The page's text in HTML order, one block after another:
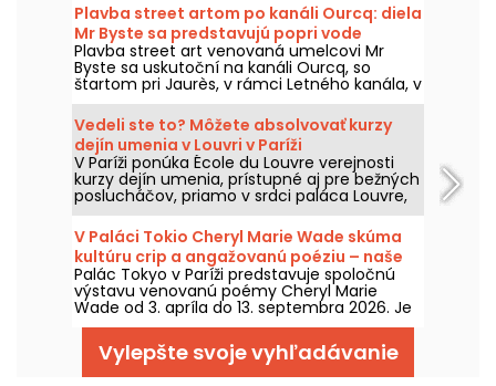
Plavba street artom po kanáli Ourcq: diela
Mr Byste sa predstavujú popri vode
Plavba street art venovaná umelcovi Mr
Byste sa uskutoční na kanáli Ourcq, so
štartom pri Jaurès, v rámci Letného kanála, v
sobotu 8. augusta 2026. Na programe:
výstava na palube, komentovaná prehliadka
fresiek viditeľných z vody a objavovanie
sveta cez šablóny tohto umelca.
Vedeli ste to? Môžete absolvovať kurzy
dejín umenia v Louvri v Paríži
V Paríži ponúka École du Louvre verejnosti
kurzy dejín umenia, prístupné aj pre bežných
poslucháčov, priamo v srdci paláca Louvre,
každý rok od septembra do júna. Bezplatné
prednášky organizuje múzeum aj
príležitostne. Môžete sa tak stať
neotrasiteľnými expertmi na históriu
umenia!
V Paláci Tokio Cheryl Marie Wade skúma
kultúru crip a angažovanú poéziu – naše
fotografie.
Palác Tokyo v Paríži predstavuje spoločnú
výstavu venovanú poémy Cheryl Marie
Wade od 3. apríla do 13. septembra 2026. Je
venovaná tejto osobe zo scény crip v
Berkeley a trasa výstavy spája archívy,
performancie a inštalácie, aby predstavila
slovo, ktoré je zároveň poetické, militantné a
Vylepšte svoje vyhľadávanie